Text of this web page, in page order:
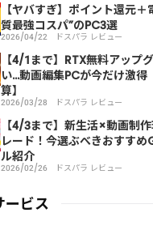
【ヤバすぎ】ポイント還元
質最強コスパ”のPC3選
2026/04/22 ドスパラ レビュー
【4/1まで】RTX無料アップ
い…動画編集PCが今だけ激得
算】
2026/03/28 ドスパラ レビュー
【4/3まで】新生活×動画制
レード！今選ぶべきおすすめ
ル紹介
2026/02/26 ドスパラ レビュー
ービス